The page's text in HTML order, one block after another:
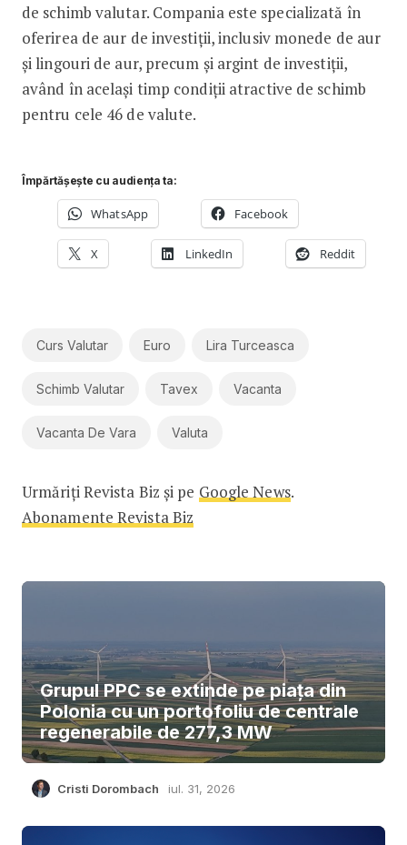
de schimb valutar. Compania este specializată în
oferirea de aur de investiții, inclusiv monede de aur
și lingouri de aur, precum și argint de investiții,
având în același timp condiții atractive de schimb
pentru cele 46 de valute.
Împărtășește cu audiența ta:
WhatsApp Facebook
X LinkedIn Reddit
Curs Valutar Euro Lira Turceasca
Schimb Valutar Tavex Vacanta
Vacanta De Vara Valuta
Urmăriți Revista Biz și pe Google News.
Abonamente Revista Biz
Grupul PPC se extinde pe piața din
Polonia cu un portofoliu de centrale
regenerabile de 277,3 MW
Cristi Dorombach iul. 31, 2026